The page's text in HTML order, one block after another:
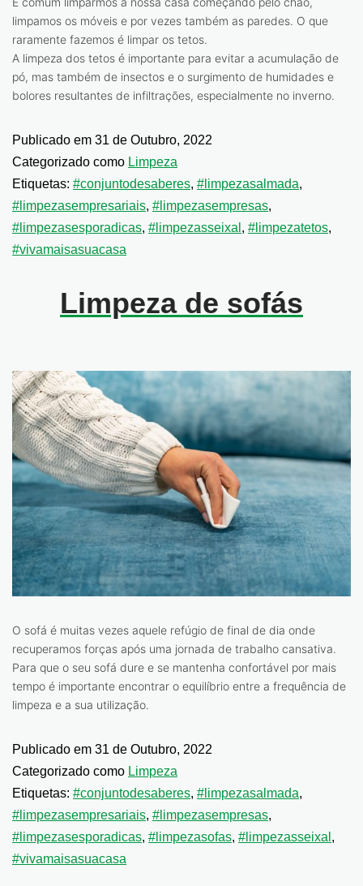
limpamos os móveis e por vezes também as paredes. O que
raramente fazemos é limpar os tetos.
A limpeza dos tetos é importante para evitar a acumulação de
pó, mas também de insectos e o surgimento de humidades e
bolores resultantes de infiltrações, especialmente no inverno.
Publicado em 31 de Outubro, 2022
Categorizado como Limpeza
Etiquetas: #conjuntodesaberes, #limpezasalmada,
#limpezasempresariais, #limpezasempresas,
#limpezasesporadicas, #limpezasseixal , #limpezatetos,
#vivamaisasuacasa
Limpeza de sofás
O sofá é muitas vezes aquele refúgio de final de dia onde
recuperamos forças após uma jornada de trabalho cansativa.
Para que o seu sofá dure e se mantenha confortável por mais
tempo é importante encontrar o equilíbrio entre a frequência de
limpeza e a sua utilização.
Publicado em 31 de Outubro, 2022
Categorizado como Limpeza
Etiquetas: #conjuntodesaberes, #limpezasalmada,
#limpezasempresariais, #limpezasempresas,
#limpezasesporadicas, #limpezasofas, #limpezasseixal ,
#vivamaisasuacasa